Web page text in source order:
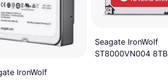
IronWolf
Seagate IronWolf
ST8000VN004 8TB